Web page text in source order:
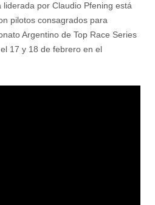
por Claudio Pfening está
pilotos consagrados para
Argentino de Top Race Series
17 y 18 de febrero en el